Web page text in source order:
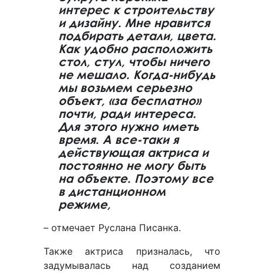
интерес к строительству
и дизайну. Мне нравится
подбирать детали, цвета.
Как удобно расположить
стол, стул, чтобы ничего
не мешало. Когда-нибудь
мы возьмем серьезно
объект, «за бесплатно»
почти, ради интереса.
Для этого нужно иметь
время. А все-таки я
действующая актриса и
постоянно не могу быть
на объекте. Поэтому все
в дистанционном
режиме,
– отмечает Руслана Писанка.
Также актриса призналась, что
задумывалась над созданием